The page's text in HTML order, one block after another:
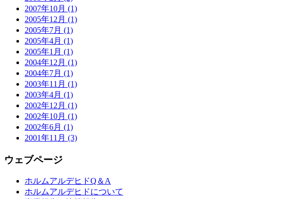
2007年10月 (1)
2005年12月 (1)
2005年7月 (1)
2005年4月 (1)
2005年1月 (1)
2004年12月 (1)
2004年7月 (1)
2003年11月 (1)
2003年4月 (1)
2002年12月 (1)
2002年10月 (1)
2002年6月 (1)
2001年11月 (3)
ウェブページ
ホルムアルデヒドQ＆A
ホルムアルデヒドについて